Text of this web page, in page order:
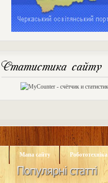
Статистика сайту
Мапа сайту Робототехніка